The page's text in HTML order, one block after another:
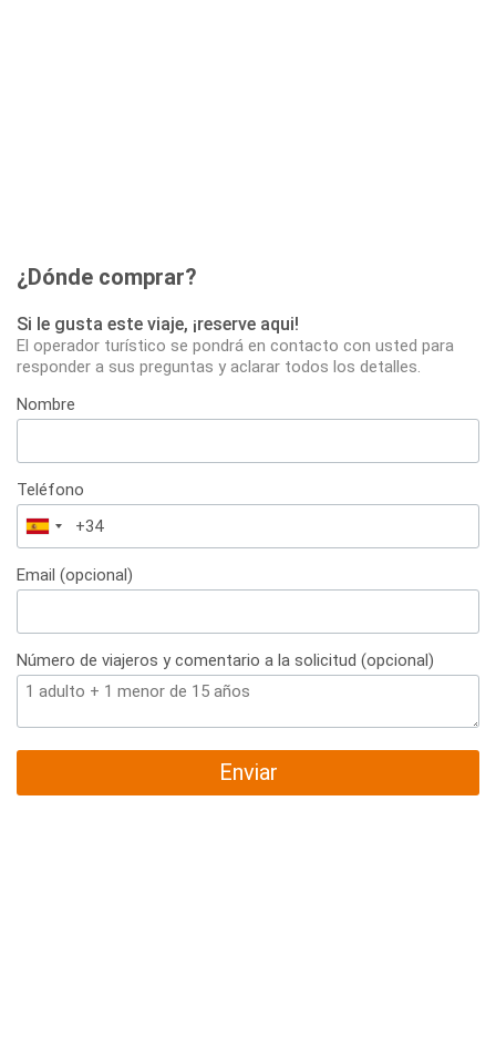
¿Dónde comprar?
Si le gusta este viaje, ¡reserve aqui!
El operador turístico se pondrá en contacto con usted para
responder a sus preguntas y aclarar todos los detalles.
Nombre
Teléfono
España
+34
Email (opcional)
Número de viajeros y comentario a la solicitud (opcional)
Enviar